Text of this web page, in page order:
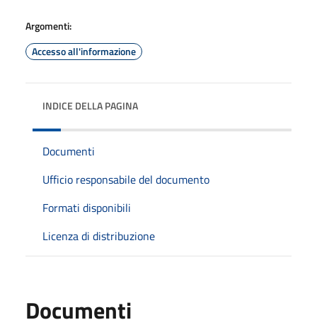
Argomenti:
Accesso all'informazione
INDICE DELLA PAGINA
Documenti
Ufficio responsabile del documento
Formati disponibili
Licenza di distribuzione
Documenti